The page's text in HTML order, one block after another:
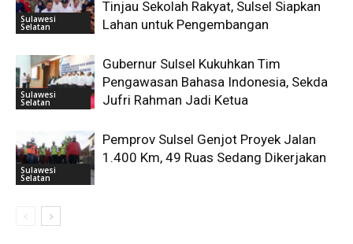
Sulawesi
Selatan
Tinjau Sekolah Rakyat, Sulsel Siapkan
Lahan untuk Pengembangan
Sulawesi
Selatan
Gubernur Sulsel Kukuhkan Tim
Pengawasan Bahasa Indonesia, Sekda
Jufri Rahman Jadi Ketua
Sulawesi
Selatan
Pemprov Sulsel Genjot Proyek Jalan
1.400 Km, 49 Ruas Sedang Dikerjakan